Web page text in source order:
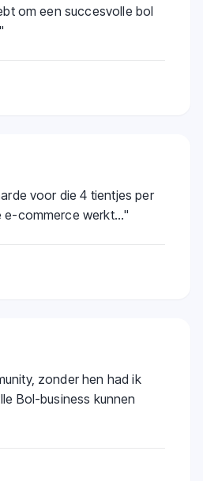
om een succesvolle bol
"
voor die 4 tientjes per
e-commerce werkt..."
zonder hen had ik
Bol-business kunnen